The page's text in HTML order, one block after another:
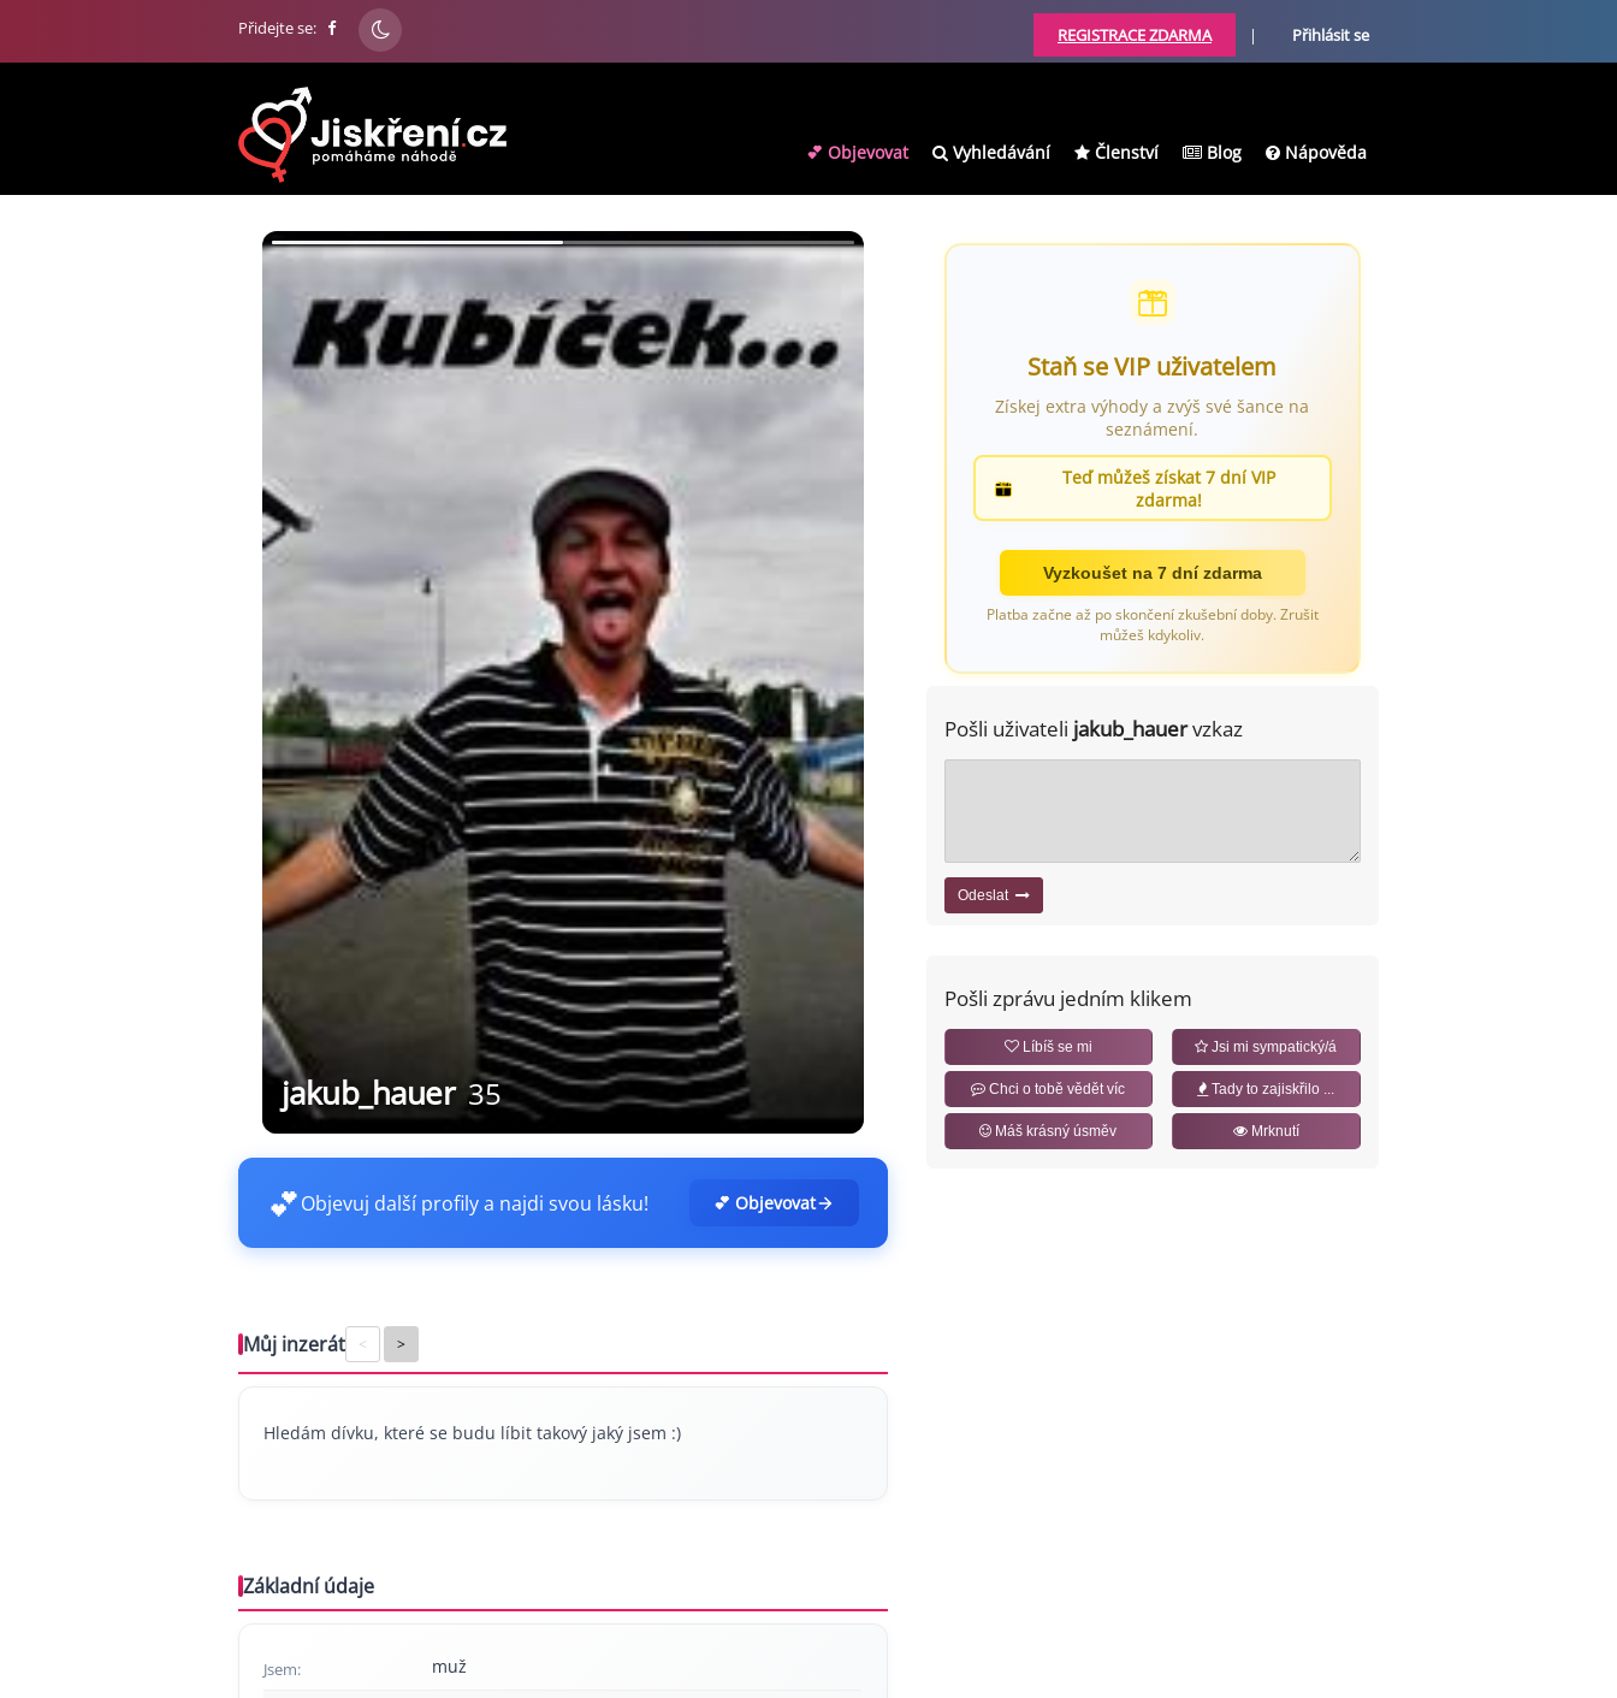
Přidejte se: REGISTRACE ZDARMA | Přihlásit se
💕 Objevovat Vyhledávání Členství Blog Nápověda
jakub_hauer 35
💕Objevuj další profily a najdi svou lásku! 💕 Objevovat
Můj inzerát < >
Hledám dívku, které se budu líbit takový jaký jsem :)
Základní údaje
Jsem: muž
Staň se VIP uživatelem
Získej extra výhody a zvýš své šance na
seznámení.
Teď můžeš získat 7 dní VIP
zdarma!
Vyzkoušet na 7 dní zdarma
Platba začne až po skončení zkušební doby. Zrušit
můžeš kdykoliv.
Pošli uživateli jakub_hauervzkaz
Odeslat
Pošli zprávu jedním klikem
Líbíš se mi Jsi mi sympatický/á
Chci o tobě vědět víc Tady to zajiskřilo ...
Máš krásný úsměv Mrknutí